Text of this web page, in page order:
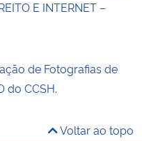
E INTERNET –
de Fotografias de
do CCSH.
Voltar ao topo